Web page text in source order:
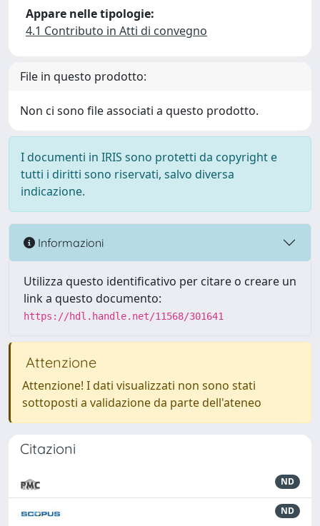
Appare nelle tipologie:
4.1 Contributo in Atti di convegno
File in questo prodotto:
Non ci sono file associati a questo prodotto.
I documenti in IRIS sono protetti da copyright e
tutti i diritti sono riservati, salvo diversa
indicazione.
Informazioni
Utilizza questo identificativo per citare o creare un
link a questo documento:
https://hdl.handle.net/11568/301641
Attenzione
Attenzione! I dati visualizzati non sono stati
sottoposti a validazione da parte dell'ateneo
Citazioni
ND
ND